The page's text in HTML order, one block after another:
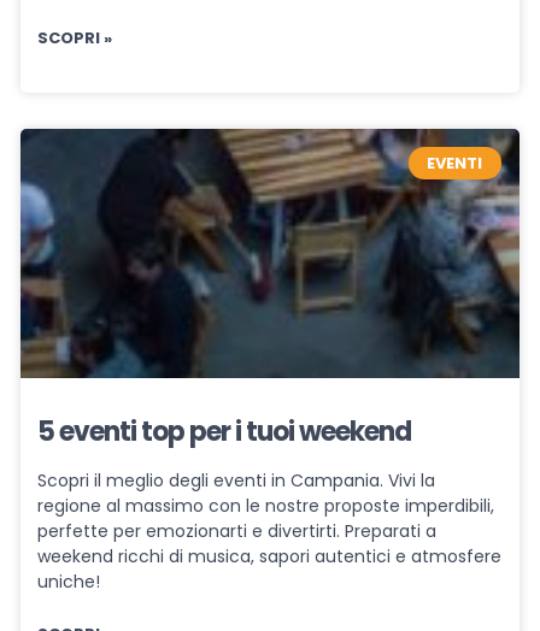
SCOPRI »
EVENTI
5 eventi top per i tuoi weekend
Scopri il meglio degli eventi in Campania. Vivi la
regione al massimo con le nostre proposte imperdibili,
perfette per emozionarti e divertirti. Preparati a
weekend ricchi di musica, sapori autentici e atmosfere
uniche!